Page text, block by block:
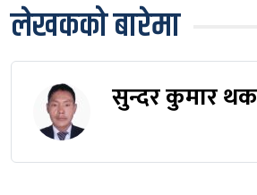
लेखकको बारेमा
सुन्दर कुमार